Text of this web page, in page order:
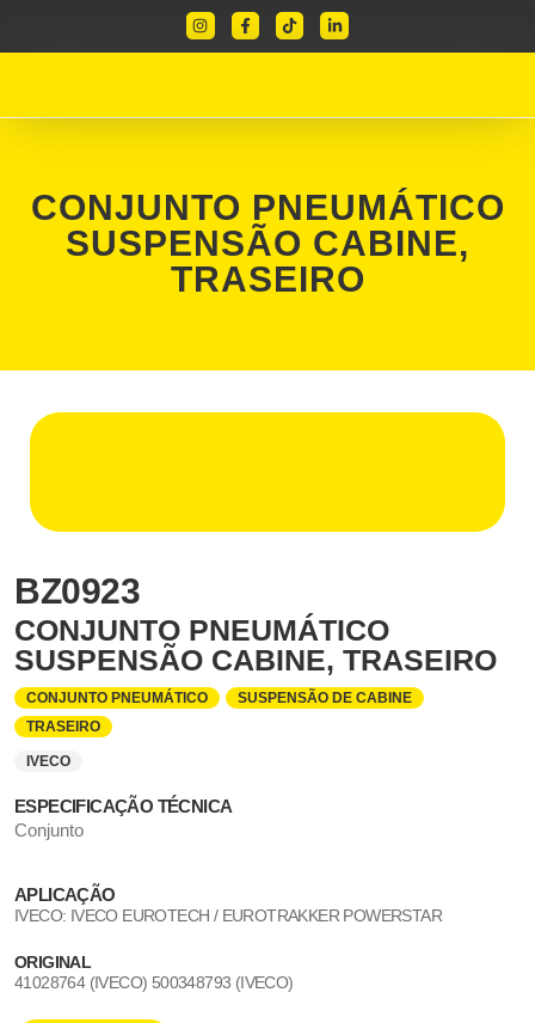
CONJUNTO PNEUMÁTICO
SUSPENSÃO CABINE,
TRASEIRO
BZ0923
CONJUNTO PNEUMÁTICO
SUSPENSÃO CABINE, TRASEIRO
CONJUNTO PNEUMÁTICO
SUSPENSÃO DE CABINE
TRASEIRO
IVECO
ESPECIFICAÇÃO TÉCNICA
Conjunto
APLICAÇÃO
IVECO: IVECO EUROTECH / EUROTRAKKER POWERSTAR
ORIGINAL
41028764 (IVECO) 500348793 (IVECO)